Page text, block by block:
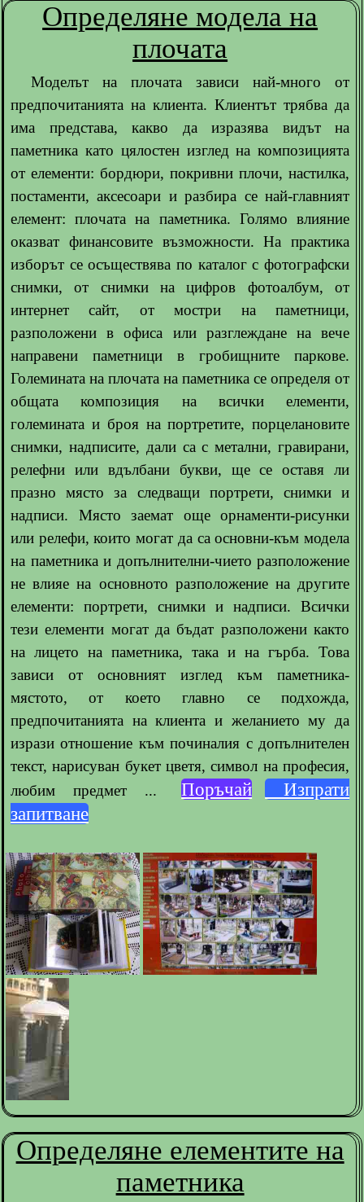
Определяне модела на
плочата
Моделът на плочата зависи най-много от
предпочитанията на клиента. Клиентът трябва да
има представа, какво да изразява видът на
паметника като цялостен изглед на композицията
от елементи: бордюри, покривни плочи, настилка,
постаменти, аксесоари и разбира се най-главният
елемент: плочата на паметника. Голямо влияние
оказват финансовите възможности. На практика
изборът се осъществява по каталог с фотографски
снимки, от снимки на цифров фотоалбум, от
интернет сайт, от мостри на паметници,
разположени в офиса или разглеждане на вече
направени паметници в гробищните паркове.
Големината на плочата на паметника се определя от
общата композиция на всички елементи,
големината и броя на портретите, порцелановите
снимки, надписите, дали са с метални, гравирани,
релефни или вдълбани букви, ще се оставя ли
празно място за следващи портрети, снимки и
надписи. Място заемат още орнаменти-рисунки
или релефи, които могат да са основни-към модела
на паметника и допълнителни-чието разположение
не влияе на основното разположение на другите
елементи: портрети, снимки и надписи. Всички
тези елементи могат да бъдат разположени както
на лицето на паметника, така и на гърба. Това
зависи от основният изглед към паметника-
мястото, от което главно се подхожда,
предпочитанията на клиента и желанието му да
изрази отношение към починалия с допълнителен
текст, нарисуван букет цветя, символ на професия,
любим предмет ...
Поръчай
Изпрати
запитване
Определяне елементите на
паметника